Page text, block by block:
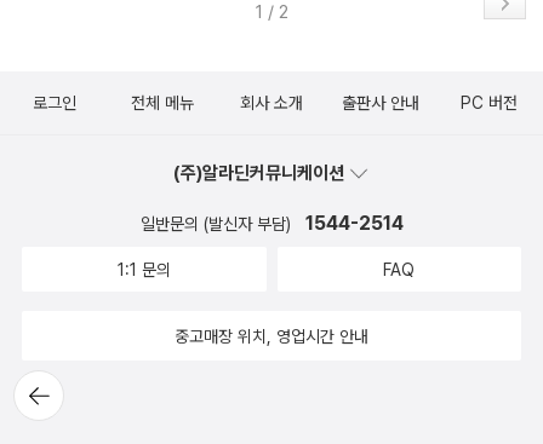
1 / 2
뒤로가
기
로그인 전체 메뉴 회사 소개 출판사 안내 PC 버전
(주)알라딘커뮤니케이션
일반문의 (발신자 부담) 1544-2514
1:1 문의 FAQ
중고매장 위치, 영업시간 안내